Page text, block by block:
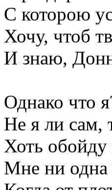
С которою
Хочу, чтоб
И знаю,
Однако что
Не я ли сам,
Хоть обойду
Мне ни одна